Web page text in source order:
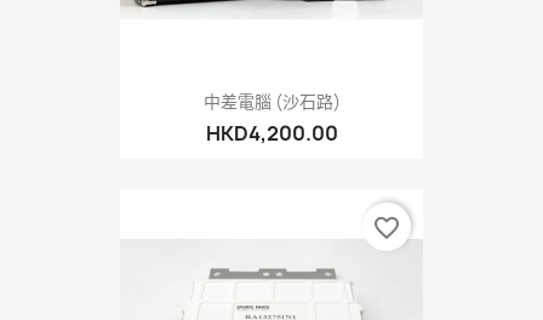
中差電腦 (沙石路)
HKD4,200.00
favorite_border